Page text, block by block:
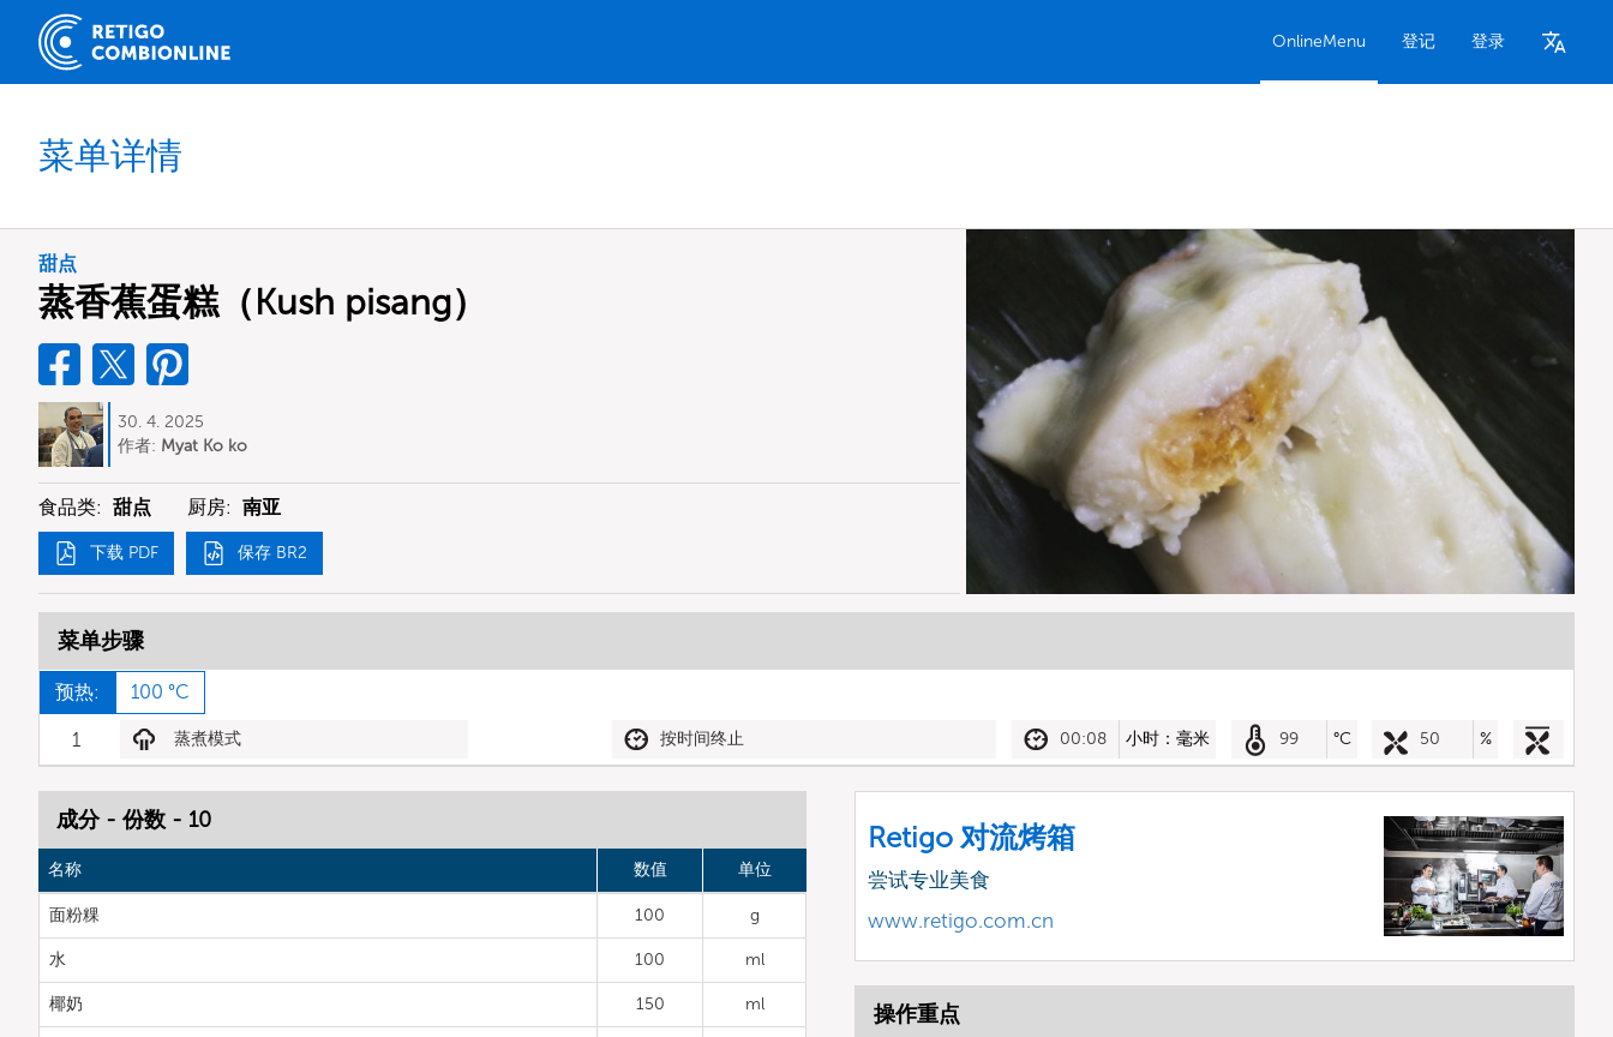
OnlineMenu 登记 登录
菜单详情
甜点
蒸香蕉蛋糕（Kush pisang）
30. 4. 2025
作者: Myat Ko ko
食品类: 甜点 厨房: 南亚
下载 PDF 保存 BR2
菜单步骤
预热: 100 °C
1 蒸煮模式 按时间终止 00:08 小时：毫米 99 °C 50 %
成分 - 份数 - 10
名称 数值 单位
面粉粿 100 g
水 100 ml
椰奶 150 ml
Retigo 对流烤箱
尝试专业美食
www.retigo.com.cn
操作重点